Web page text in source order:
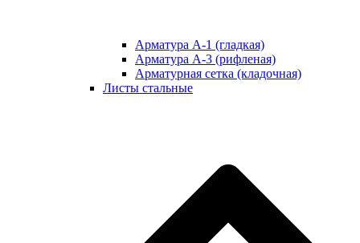
Арматура А-1 (гладкая)
Арматура А-3 (рифленая)
Арматурная сетка (кладочная)
Листы стальные